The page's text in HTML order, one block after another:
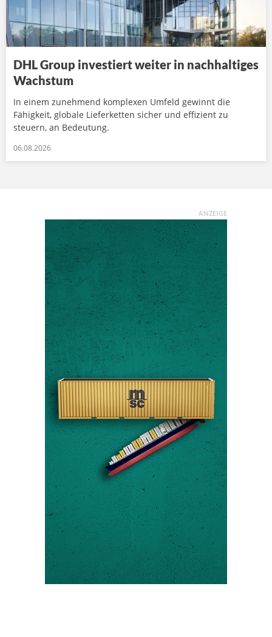
DHL Group investiert weiter in nachhaltiges
Wachstum
In einem zunehmend komplexen Umfeld gewinnt die
Fähigkeit, globale Lieferketten sicher und effizient zu
steuern, an Bedeutung.
06.08.2026
ANZEIGE